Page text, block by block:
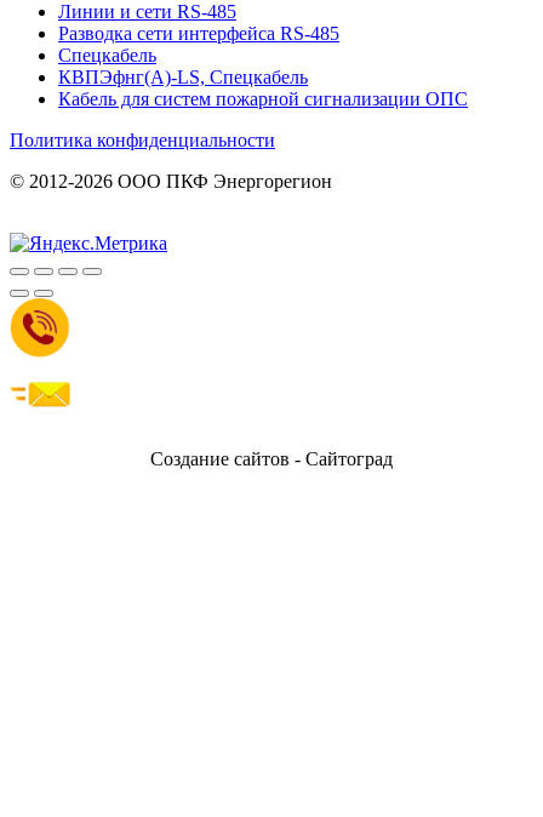
Линии и сети RS-485
Разводка сети интерфейса RS-485
Спецкабель
КВПЭфнг(А)-LS, Спецкабель
Кабель для систем пожарной сигнализации ОПС
Политика конфиденциальности
© 2012-2026 ООО ПКФ Энергорегион
Создание сайтов - Сайтоград